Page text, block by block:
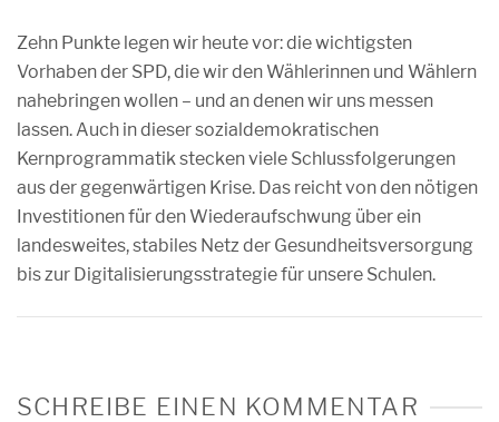
Zehn Punkte legen wir heute vor: die wichtigsten
Vorhaben der SPD, die wir den Wählerinnen und Wählern
nahebringen wollen – und an denen wir uns messen
lassen. Auch in dieser sozialdemokratischen
Kernprogrammatik stecken viele Schlussfolgerungen
aus der gegenwärtigen Krise. Das reicht von den nötigen
Investitionen für den Wiederaufschwung über ein
landesweites, stabiles Netz der Gesundheitsversorgung
bis zur Digitalisierungsstrategie für unsere Schulen.
SCHREIBE EINEN KOMMENTAR